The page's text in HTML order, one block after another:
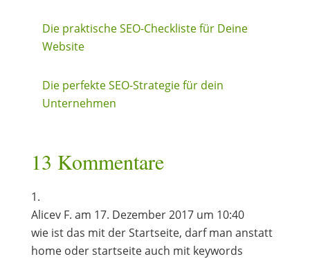
Die praktische SEO-Checkliste für Deine
Website
Die perfekte SEO-Strategie für dein
Unternehmen
13 Kommentare
Alicev F. am 17. Dezember 2017 um 10:40
wie ist das mit der Startseite, darf man anstatt
home oder startseite auch mit keywords